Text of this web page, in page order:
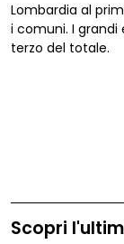
Lombardia al
i comuni. I
terzo del totale.
Scopri